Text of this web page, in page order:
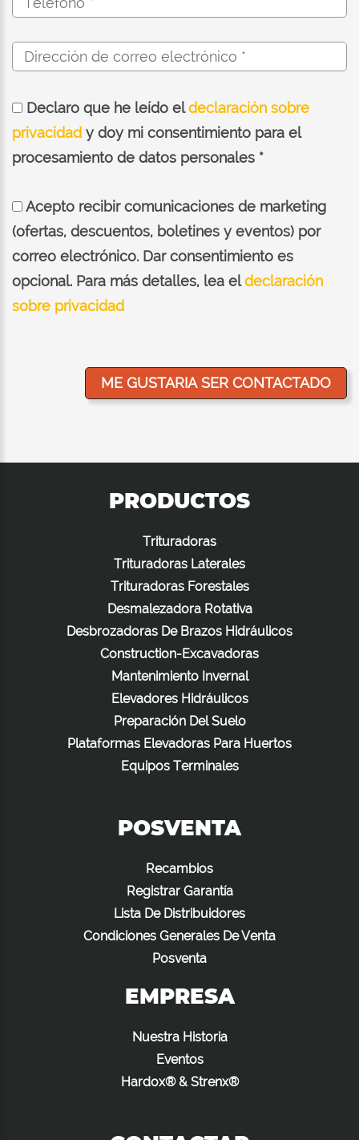
Declaro que he leído eldeclaración sobre
privacidad y doy mi consentimiento para el
procesamiento de datos personales *
Acepto recibir comunicaciones de marketing
(ofertas, descuentos, boletines y eventos) por
correo electrónico. Dar consentimiento es
opcional. Para más detalles, lea eldeclaración
sobre privacidad
PRODUCTOS
Trituradoras
Trituradoras Laterales
Trituradoras Forestales
Desmalezadora Rotativa
Desbrozadoras De Brazos Hidráulicos
Construction-Excavadoras
Mantenimiento Invernal
Elevadores Hidráulicos
Preparación Del Suelo
Plataformas Elevadoras Para Huertos
Equipos Terminales
POSVENTA
Recambios
Registrar Garantía
Lista De Distribuidores
Condiciones Generales De Venta
Posventa
EMPRESA
Nuestra Historia
Eventos
Hardox® & Strenx®